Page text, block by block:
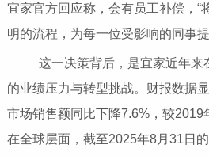
宜家官方回应称，会有员工补偿，“
明的流程，为每一位受影响的同事
这一决策背后，是宜家近年来
的业绩压力与转型挑战。财报数据
市场销售额同比下降7.6%，较2019
在全球层面，截至2025年8月31日